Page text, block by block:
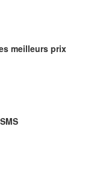
meilleurs prix